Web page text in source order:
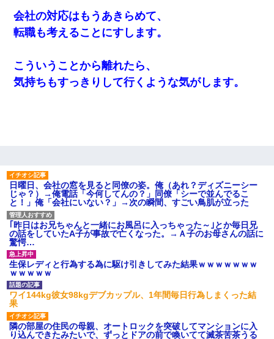
会社の対応はもうあきらめて、
転職も考えることにすします。
こういうことから離れたら、
気持ちもすっきりして行くような気がします。
日曜日、会社の窓を見ると同僚の姿。俺（あれ？ディズニーシー
じゃ？）→俺電話「今何してんの？」同僚「シーで並んでるこ
と！」俺「会社にいない？」→次の瞬間、すごい鳥肌が立った
｢昨日はお兄ちゃんと一緒にお風呂に入っちゃった～｣とか毎日兄
の話をしていたA子が事故で亡くなった。→Ａ子のお母さんの話に
驚愕…
生保レディと行為する為に駆け引きしてみた結果ｗｗｗｗｗｗｗ
ｗｗｗｗｗ
ワイ144kg彼女98kgデブカップル、1年間毎日行為しまくった結
果
隣の部屋の住民の母親、オートロックを突破してマンションに入
り込んできたみたいで、ずっとドアの前で喚いてて滅茶苦茶うる